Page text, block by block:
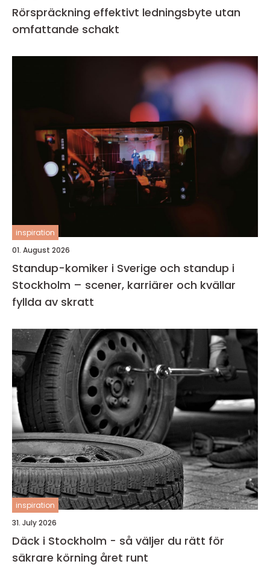
Rörspräckning effektivt ledningsbyte utan
omfattande schakt
inspiration
01. August 2026
Standup-komiker i Sverige och standup i
Stockholm – scener, karriärer och kvällar
fyllda av skratt
inspiration
31. July 2026
Däck i Stockholm - så väljer du rätt för
säkrare körning året runt